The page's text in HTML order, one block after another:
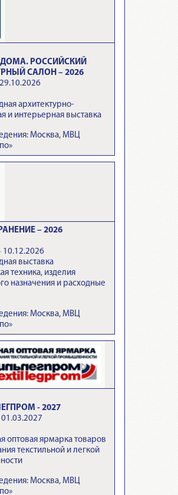
РОССИЙСКИЙ
САЛОН – 2026
архитектурно-
и интерьерная выставка
Москва, МВЦ
– 2026
10.12.2026
выставка
техника, изделия
назначения и расходные
Москва, МВЦ
- 2027
оптовая ярмарка товаров
текстильной и легкой
Москва, МВЦ